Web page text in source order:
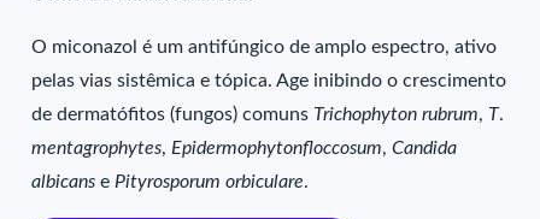
O miconazol é um antifúngico de amplo espectro, ativo
pelas vias sistêmica e tópica. Age inibindo o crescimento
de dermatófitos (fungos) comuns Trichophyton rubrum, T.
mentagrophytes, Epidermophytonfloccosum,Candida
albicanse Pityrosporum orbiculare.